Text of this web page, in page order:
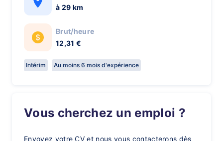
à 29 km
Brut/heure
12,31 €
Intérim Au moins 6 mois d'expérience
Vous cherchez un emploi ?
Envoyez votre CV et nous vous contacterons dès